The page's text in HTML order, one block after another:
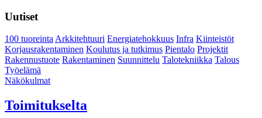
Uutiset
100 tuoreintaArkkitehtuuri Energiatehokkuus Infra Kiinteistöt
Korjausrakentaminen Koulutus ja tutkimus Pientalo Projektit
Rakennustuote Rakentaminen Suunnittelu Talotekniikka Talous
Työelämä
Näkökulmat
Toimitukselta